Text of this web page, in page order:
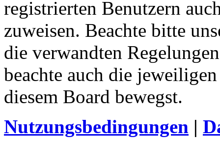
registrierten Benutzern
zuweisen. Beachte bitte
die verwandten
beachte auch die
diesem Board bewegst.
Nutzungsbedingungen |